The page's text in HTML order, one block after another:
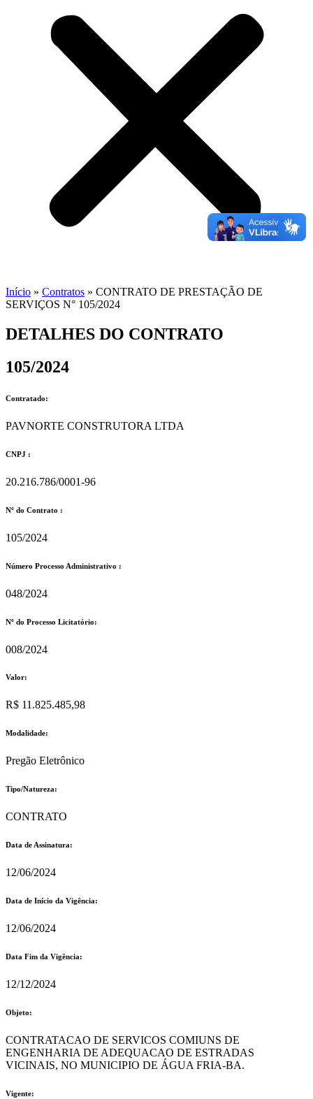
Início » Contratos » CONTRATO DE PRESTAÇÃO DE
SERVIÇOS N° 105/2024
DETALHES DO CONTRATO​
105/2024
Contratado:
PAVNORTE CONSTRUTORA LTDA
CNPJ :
20.216.786/0001-96
Nº do Contrato :
105/2024
Número Processo Administrativo :
048/2024
Nº do Processo Licitatório:
008/2024
Valor:
R$ 11.825.485,98
Modalidade:
Pregão Eletrônico
Tipo/Natureza:
CONTRATO
Data de Assinatura:
12/06/2024
Data de Início da Vigência:
12/06/2024
Data Fim da Vigência:
12/12/2024
Objeto:
CONTRATACAO DE SERVICOS COMIUNS DE
ENGENHARIA DE ADEQUACAO DE ESTRADAS
VICINAIS, NO MUNICIPIO DE ÁGUA FRIA-BA.
Vigente: